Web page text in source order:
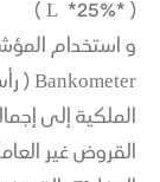
( L *25%* )